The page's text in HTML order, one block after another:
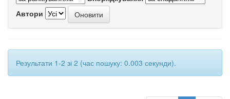
Автори
Результати 1-2 зі 2 (час пошуку: 0.003 секунди).